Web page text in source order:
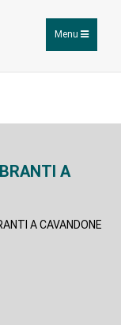
Toggle
navigation
Menu
A
A CAVANDONE